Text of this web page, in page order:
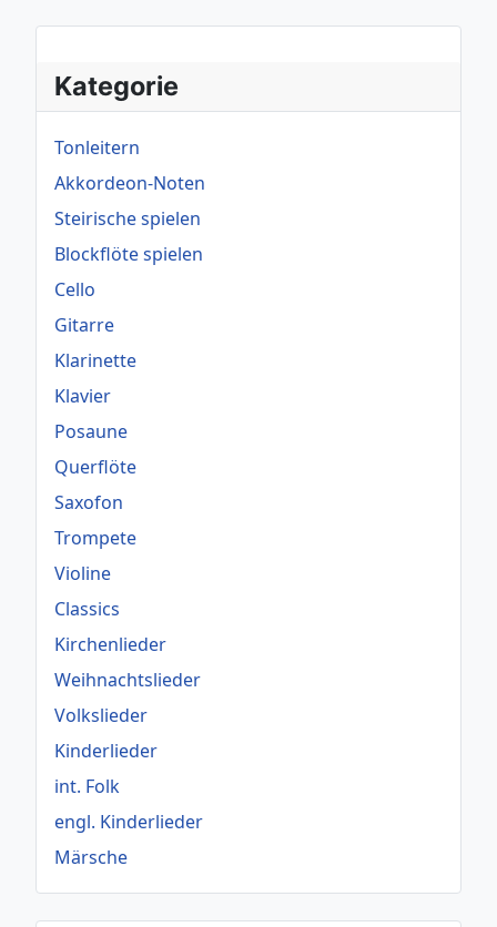
Kategorie
Tonleitern
Akkordeon-Noten
Steirische spielen
Blockflöte spielen
Cello
Gitarre
Klarinette
Klavier
Posaune
Querflöte
Saxofon
Trompete
Violine
Classics
Kirchenlieder
Weihnachtslieder
Volkslieder
Kinderlieder
int. Folk
engl. Kinderlieder
Märsche